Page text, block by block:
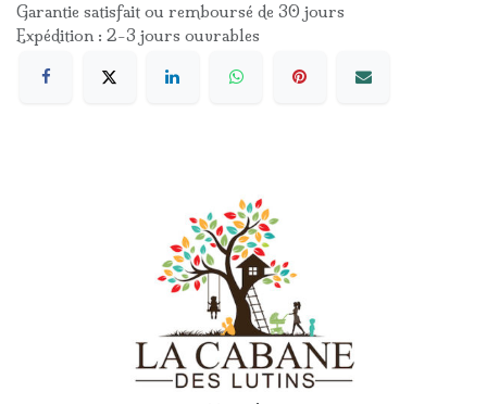
Garantie satisfait ou remboursé de 30 jours
Expédition : 2-3 jours ouvrables